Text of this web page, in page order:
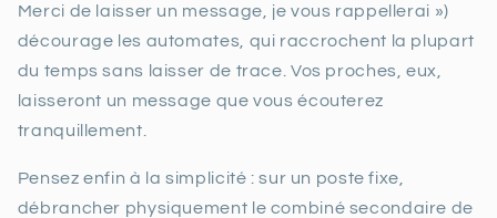
Merci de laisser un message, je vous rappellerai »)
décourage les automates, qui raccrochent la plupart
du temps sans laisser de trace. Vos proches, eux,
laisseront un message que vous écouterez
tranquillement.
Pensez enfin à la simplicité : sur un poste fixe,
débrancher physiquement le combiné secondaire de